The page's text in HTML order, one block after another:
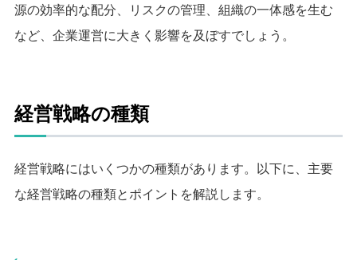
源の効率的な配分、リスクの管理、組織の一体感を生む
など、企業運営に大きく影響を及ぼすでしょう。
経営戦略の種類
経営戦略にはいくつかの種類があります。以下に、主要
な経営戦略の種類とポイントを解説します。